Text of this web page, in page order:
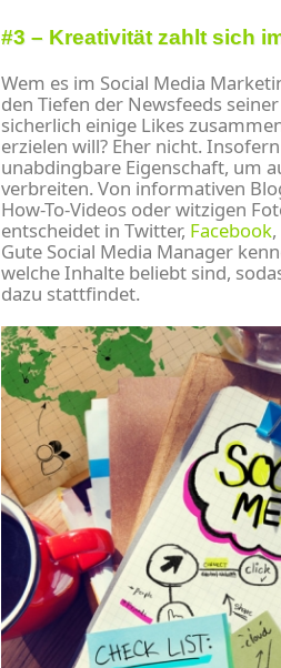
#3 – Kreativität zahlt sich
Wem es im Social Media
den Tiefen der Newsfeeds
sicherlich einige Likes
erzielen will? Eher nicht.
unabdingbare Eigenschaft, um
verbreiten. Von informativen
How-To-Videos oder witzigen
entscheidet in Twitter, Facebook
Gute Social Media Manager
welche Inhalte beliebt sind,
dazu stattfindet.